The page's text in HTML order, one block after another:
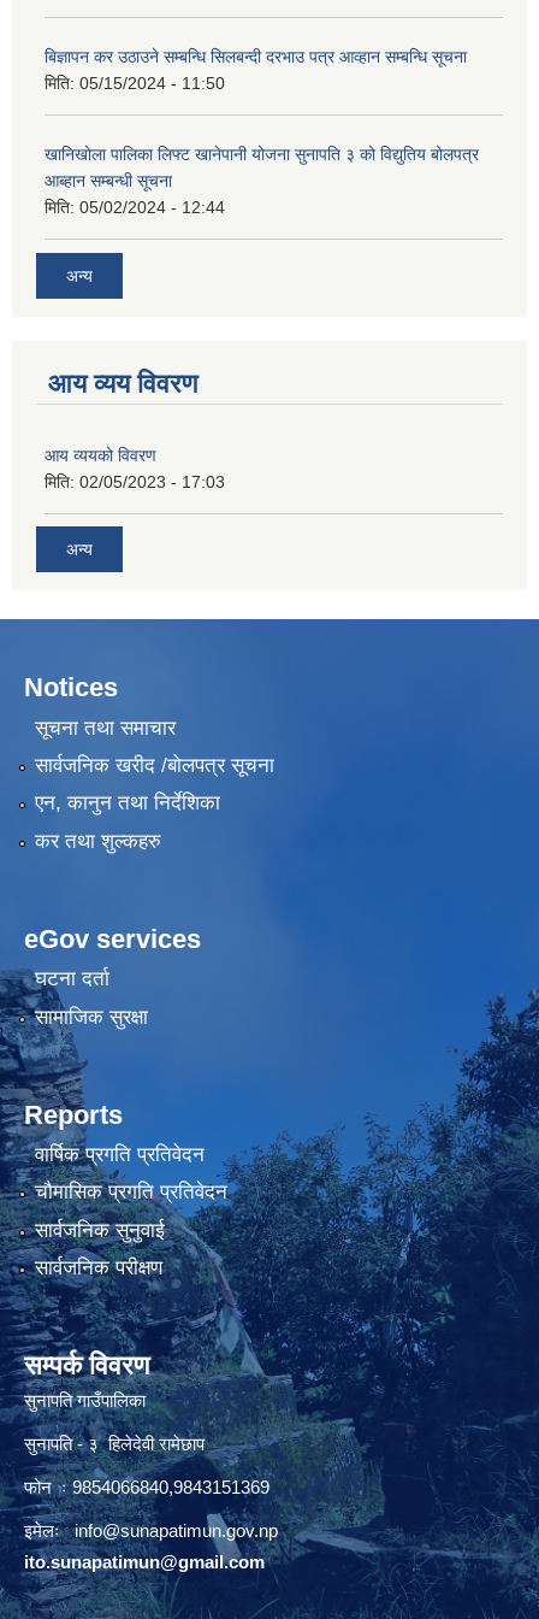
बिज्ञापन कर उठाउने सम्बन्धि सिलबन्दी दरभाउ पत्र आव्हान सम्बन्धि सूचना
मिति: 05/15/2024 - 11:50
खानिखोला पालिका लिफ्ट खानेपानी योजना सुनापति ३ को विद्युतिय बोलपत्र
आब्हान सम्बन्धी सूचना
मिति: 05/02/2024 - 12:44
अन्य
आय व्यय विवरण
आय व्ययको विवरण
मिति: 02/05/2023 - 17:03
अन्य
Notices
सूचना तथा समाचार
सार्वजनिक खरीद /बोलपत्र सूचना
एन, कानुन तथा निर्देशिका
कर तथा शुल्कहरु
eGov services
घटना दर्ता
सामाजिक सुरक्षा
Reports
वार्षिक प्रगति प्रतिवेदन
चौमासिक प्रगति प्रतिवेदन
सार्वजनिक सुनुवाई
सार्वजनिक परीक्षण
सम्पर्क विवरण
सुनापति गाउँपालिका
सुनापति - ३ हिलेदेवी रामेछाप
फोन ः 9854066840,9843151369
इमेलः info@sunapatimun.gov.np
ito.sunapatimun@gmail.com